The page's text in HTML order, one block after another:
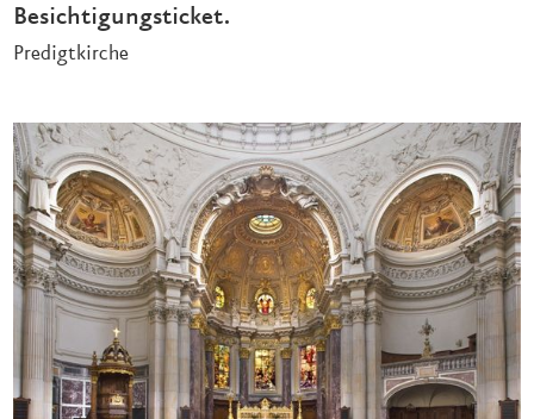
Besichtigungsticket.
Predigtkirche